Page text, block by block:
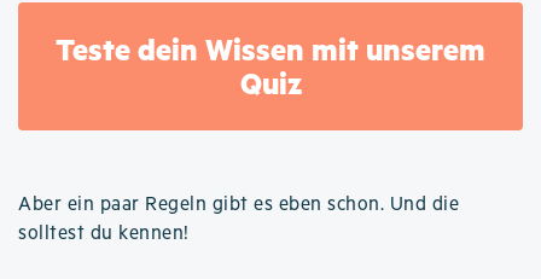
Teste dein Wissen mit unserem
Quiz
Aber ein paar Regeln gibt es eben schon. Und die
solltest du kennen!